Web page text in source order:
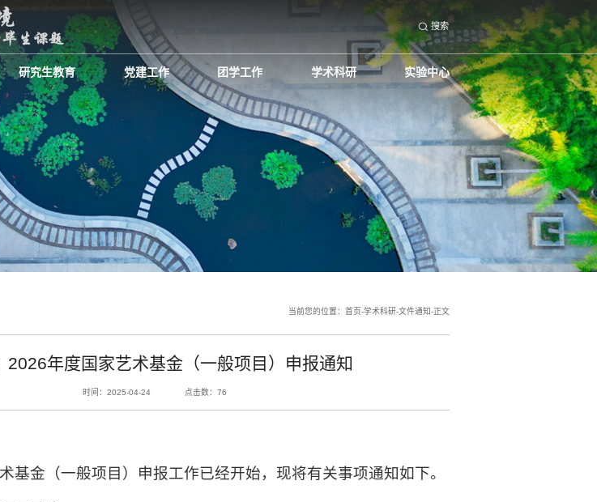
搜索
研究生教育 党建工作 团学工作 学术科研 实验中心
当前您的位置： 首页-学术科研-文件通知-正文
2026年度国家艺术基金（一般项目）申报通知
时间：2025-04-24 点击数： 76
基金（一般项目）申报工作已经开始，现将有关事项通知如下。